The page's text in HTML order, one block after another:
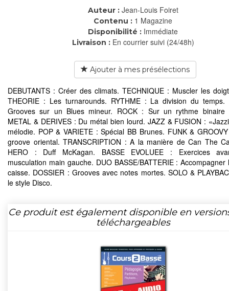
Auteur : Jean-Louis Foiret
Contenu : 1 Magazine
Disponibilité : Immédiate
Livraison : En courrier suivi (24/48h)
Ajouter à mes présélections
DEBUTANTS : Créer des climats. TECHNIQUE : Muscler les
THEORIE : Les turnarounds. RYTHME : La division du temps.
Grooves sur un Blues mineur. ROCK : Sur un rythme binaire
METAL & DERIVES : Du métal bien lourd. JAZZ & FUSION :
mélodie. POP & VARIETE : Spécial BB Brunes. FUNK &
groove oriental. TRANSCRIPTION : A la manière de Can The
HERO : Duff McKagan. BASSE EVOLUEE : Exercices
musculation main gauche. DUO BASSE/BATTERIE : Accompagner
caisse. DOSSIER : Grooves avec notes mortes. SOLO &
le style Disco.
Ce produit est également disponible en
téléchargeables